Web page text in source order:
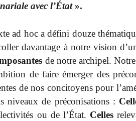
avec l’État».
ad hoc a défini douze
davantage à notre vision
de notre archipel.
de faire émerger des
de nos concitoyens pour
niveaux de préconisations :
ou de l’État. Celles